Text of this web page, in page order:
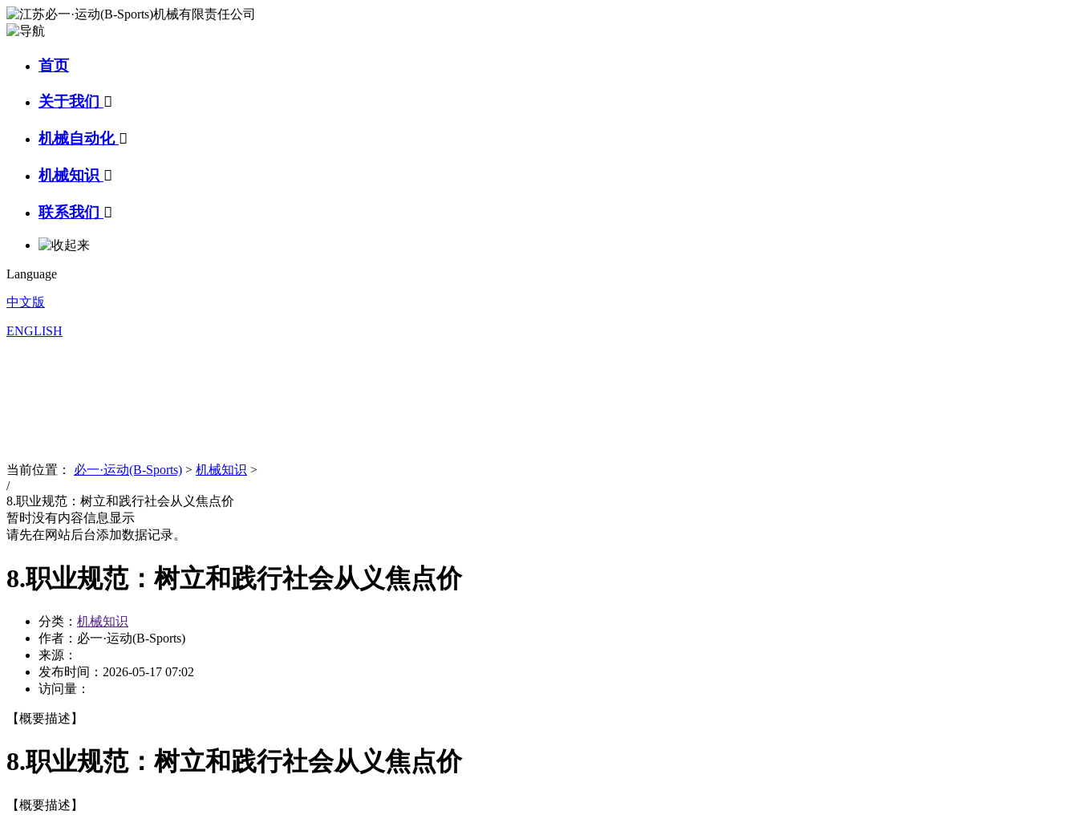
首页
关于我们 
机械自动化 
机械知识 
联系我们 
Language
中文版
ENGLISH
当前位置： 必一·运动(B-Sports) > 机械知识 >
/
8.职业规范：树立和践行社会从义焦点价
暂时没有内容信息显示
请先在网站后台添加数据记录。
8.职业规范：树立和践行社会从义焦点价
分类： 机械知识
作者：必一·运动(B-Sports)
来源：
发布时间： 2026-05-17 07:02
访问量：
【概要描述】
8.职业规范：树立和践行社会从义焦点价
【概要描述】